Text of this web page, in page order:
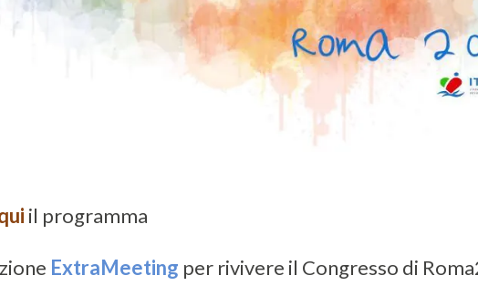
il programma
ExtraMeeting per rivivere il Congresso di